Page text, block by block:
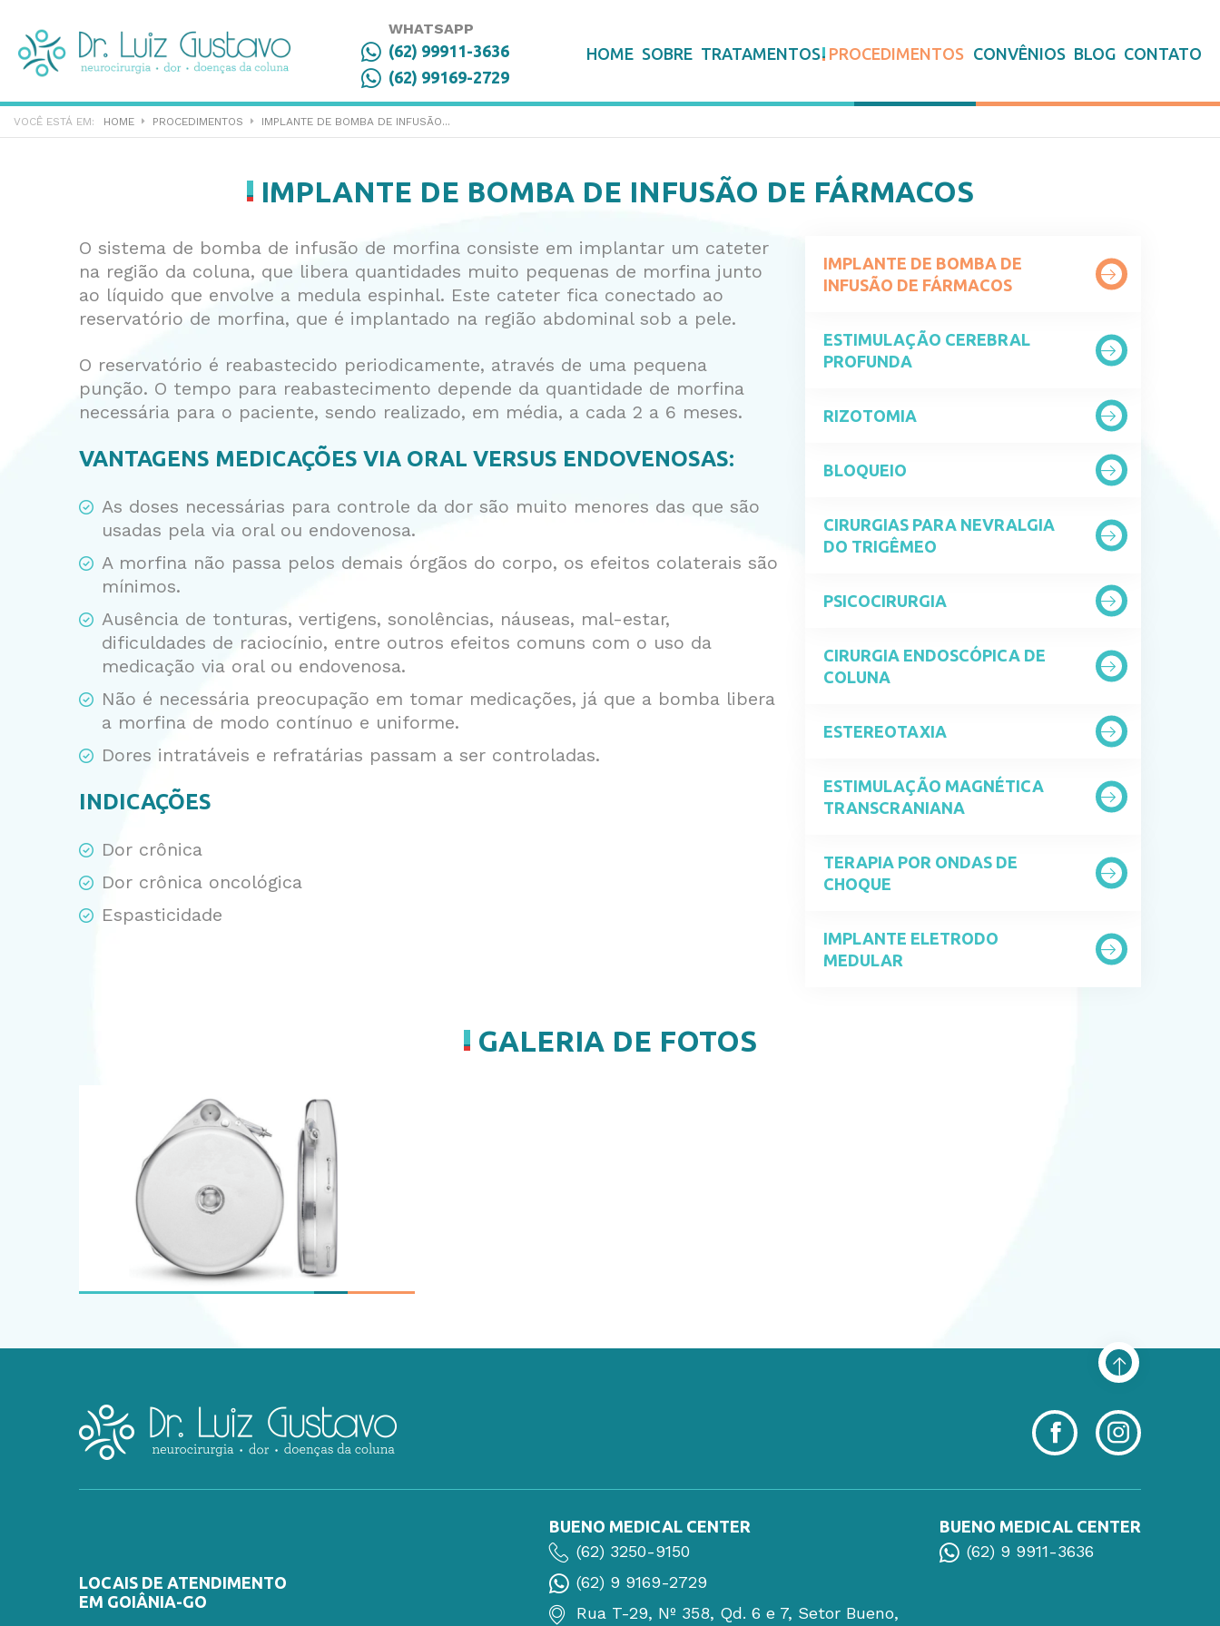
WHATSAPP
(62) 99911-3636
(62) 99169-2729
HOME SOBRE TRATAMENTOS PROCEDIMENTOS CONVÊNIOS BLOG CONTATO
HOME PROCEDIMENTOS IMPLANTE DE BOMBA DE INFUSÃO...
IMPLANTE DE BOMBA DE INFUSÃO DE FÁRMACOS
O sistema de bomba de infusão de morfina consiste em implantar um cateter
na região da coluna, que libera quantidades muito pequenas de morfina junto
ao líquido que envolve a medula espinhal. Este cateter fica conectado ao
reservatório de morfina, que é implantado na região abdominal sob a pele.
O reservatório é reabastecido periodicamente, através de uma pequena
punção. O tempo para reabastecimento depende da quantidade de morfina
necessária para o paciente, sendo realizado, em média, a cada 2 a 6 meses.
VANTAGENS MEDICAÇÕES VIA ORAL VERSUS ENDOVENOSAS:
As doses necessárias para controle da dor são muito menores das que são
usadas pela via oral ou endovenosa.
A morfina não passa pelos demais órgãos do corpo, os efeitos colaterais são
mínimos.
Ausência de tonturas, vertigens, sonolências, náuseas, mal-estar,
dificuldades de raciocínio, entre outros efeitos comuns com o uso da
medicação via oral ou endovenosa.
Não é necessária preocupação em tomar medicações, já que a bomba libera
a morfina de modo contínuo e uniforme.
Dores intratáveis e refratárias passam a ser controladas.
INDICAÇÕES
Dor crônica
Dor crônica oncológica
Espasticidade
IMPLANTE DE BOMBA DE
INFUSÃO DE FÁRMACOS
ESTIMULAÇÃO CEREBRAL
PROFUNDA
RIZOTOMIA
BLOQUEIO
CIRURGIAS PARA NEVRALGIA
DO TRIGÊMEO
PSICOCIRURGIA
CIRURGIA ENDOSCÓPICA DE
COLUNA
ESTEREOTAXIA
ESTIMULAÇÃO MAGNÉTICA
TRANSCRANIANA
TERAPIA POR ONDAS DE
CHOQUE
IMPLANTE ELETRODO
MEDULAR
GALERIA DE FOTOS
LOCAIS DE ATENDIMENTO
EM GOIÂNIA-GO
BUENO MEDICAL CENTER
(62) 3250-9150
(62) 9 9169-2729
Rua T-29, Nº 358, Qd. 6 e 7, Setor Bueno,
BUENO MEDICAL CENTER
(62) 9 9911-3636